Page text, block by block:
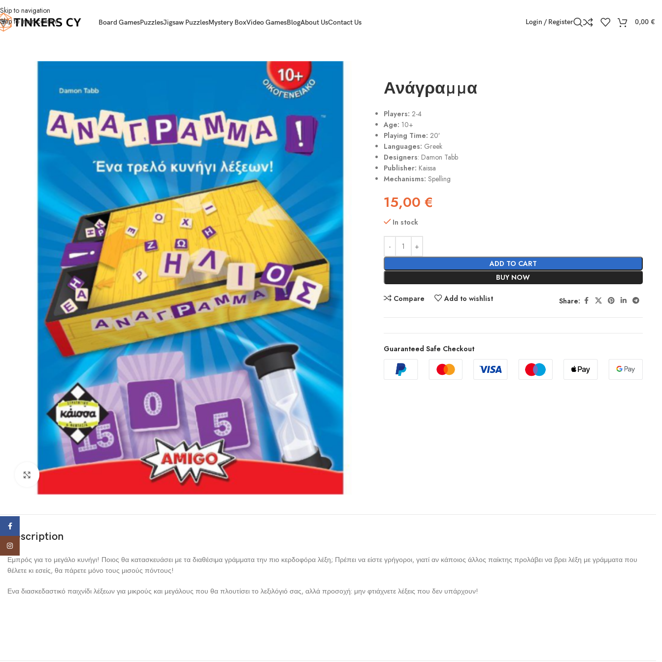
Skip to navigation
Skip to main content
Board GamesPuzzlesJigsaw PuzzlesMystery BoxVideo GamesBlogAbout UsContact Us Login / Register 0,00 €
Click to enlarge
Ανάγραμμα
Players: 2-4
Age: 10+
Playing Time: 20′
Languages: Greek
Designers: Damon Tabb
Publisher: Kaissa
Mechanisms: Spelling
15,00 €
In stock
ADD TO CART
BUY NOW
Compare Add to wishlist Share:
Guaranteed Safe Checkout
Description
Εμπρός για το μεγάλο κυνήγι! Ποιος θα κατασκευάσει με τα διαθέσιμα γράμματα την πιο κερδοφόρα λέξη; Πρέπει να είστε γρήγοροι, γιατί αν κάποιος άλλος παίκτης προλάβει να βρει λέξη με γράμματα που
θέλετε κι εσείς, θα πάρετε μόνο τους μισούς πόντους!
Ενα διασκεδαστικό παιχνίδι λέξεων για μικρούς και μεγάλους που θα πλουτίσει το λεξιλόγιό σας, αλλά προσοχή: μην φτιάχνετε λέξεις που δεν υπάρχουν!